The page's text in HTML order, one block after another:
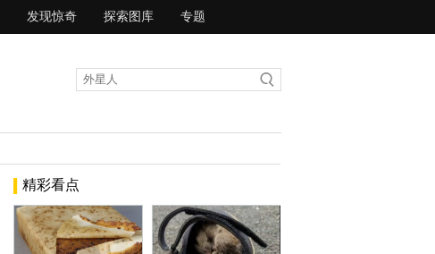
发现惊奇 探索图库 专题
精彩看点